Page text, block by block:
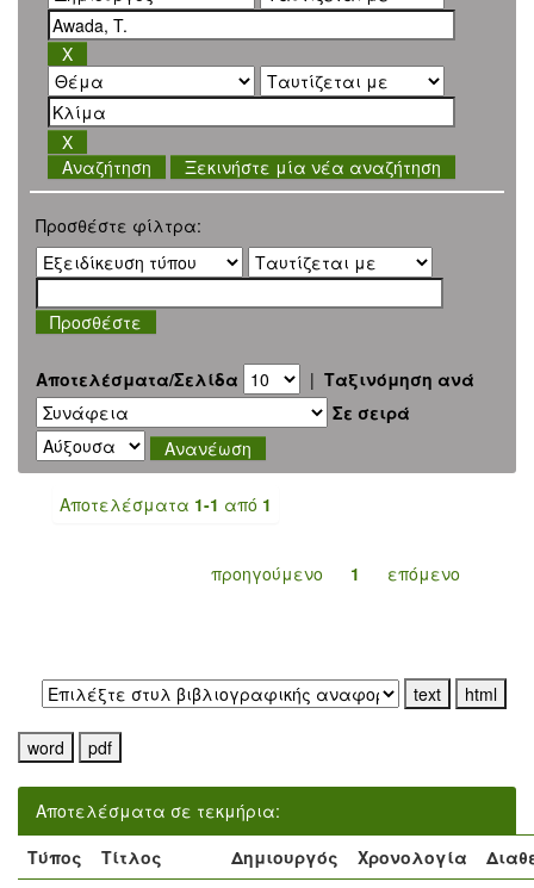
Ξεκινήστε μία νέα αναζήτηση
Προσθέστε φίλτρα:
Αποτελέσματα/Σελίδα | Ταξινόμηση ανά
Σε σειρά
Αποτελέσματα 1-1 από 1
προηγούμενο 1 επόμενο
Αποτελέσματα σε τεκμήρια:
Τύπος
Τίτλος Δημιουργός Χρονολογία